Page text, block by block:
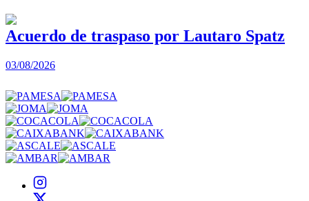
Acuerdo de traspaso por Lautaro Spatz
03/08/2026